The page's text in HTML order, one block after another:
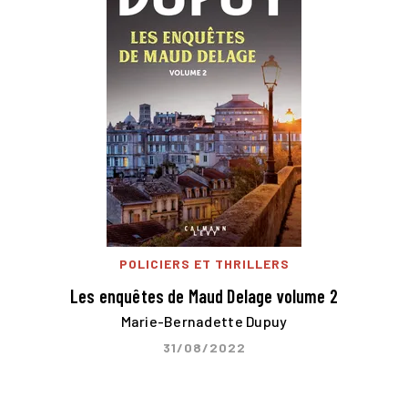
POLICIERS ET THRILLERS
Les enquêtes de Maud Delage volume 2
Marie-Bernadette Dupuy
31/08/2022